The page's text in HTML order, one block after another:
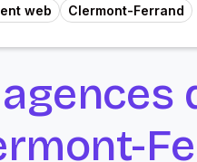
web Clermont-Ferrand